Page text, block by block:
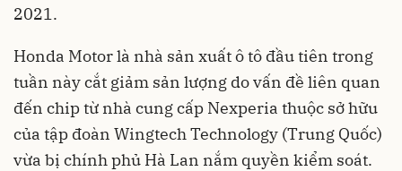
2021.
Honda Motor là nhà sản xuất ô tô đầu tiên trong
tuần này cắt giảm sản lượng do vấn đề liên quan
đến chip từ nhà cung cấp Nexperia thuộc sở hữu
của tập đoàn Wingtech Technology (Trung Quốc)
vừa bị chính phủ Hà Lan nắm quyền kiểm soát.